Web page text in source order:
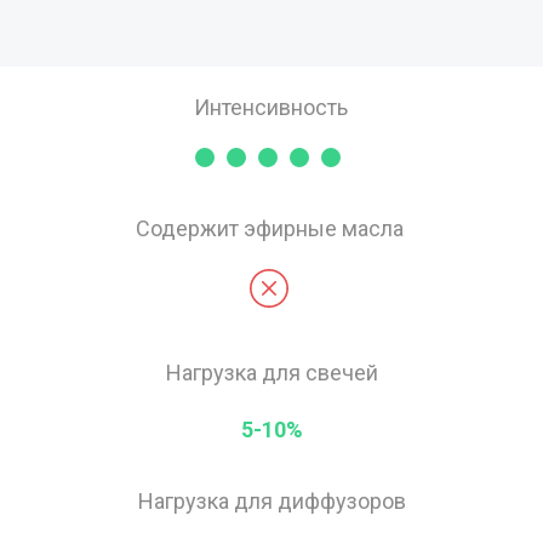
Интенсивность
Содержит эфирные масла
Нагрузка для свечей
Нагрузка для диффузоров
5-10%